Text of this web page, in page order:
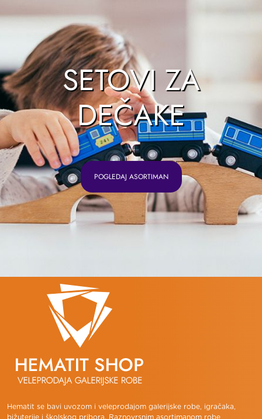
SETOVI ZA
DEČAKE
POGLEDAJ ASORTIMAN
Hematit se bavi uvozom i veleprodajom galerijske robe, igračaka,
bižuterije i školskog pribora. Raznovrsnim asortimanom robe